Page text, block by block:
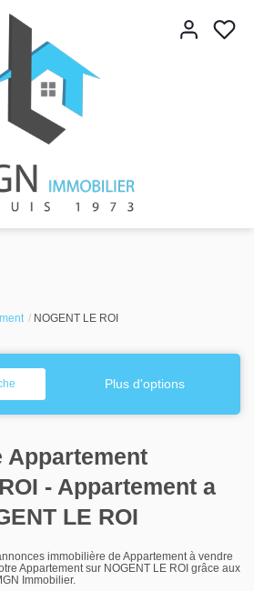
NOGENT LE ROI
Plus d'options
Appartement
- Appartement a
LE ROI
immobilière de Appartement à vendre
Appartement sur NOGENT LE ROI grâce aux
Immobilier.